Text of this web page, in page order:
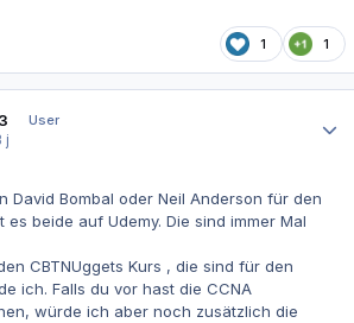
1 1
User
j
David Bombal oder Neil Anderson für den
es beide auf Udemy. Die sind immer Mal
CBTNUggets Kurs , die sind für den
ich. Falls du vor hast die CCNA
würde ich aber noch zusätzlich die